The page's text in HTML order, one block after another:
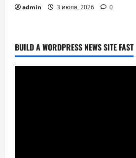
admin 3 июля, 2026 0
BUILD A WORDPRESS NEWS SITE FAST